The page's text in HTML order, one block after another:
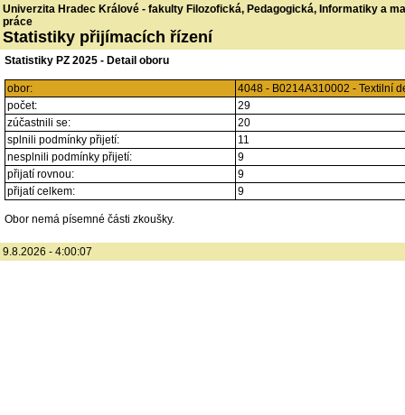
Univerzita Hradec Králové - fakulty Filozofická, Pedagogická, Informatiky a
práce
Statistiky přijímacích řízení
Statistiky PZ 2025 - Detail oboru
obor:
4048 - B0214A310002 - Textilní
počet:
29
zúčastnili se:
20
splnili podmínky přijetí:
11
nesplnili podmínky přijetí:
9
přijatí rovnou:
9
přijatí celkem:
9
Obor nemá písemné části zkoušky.
9.8.2026 - 4:00:07